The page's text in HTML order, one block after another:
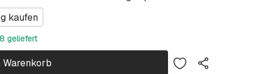
kaufen
geliefert
Warenkorb